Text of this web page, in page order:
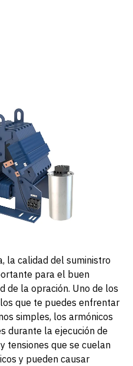
la calidad del suministro
para el buen
de la opración. Uno de los
que te puedes enfrentar
simples, los armónicos
durante la ejecución de
tensiones que se cuelan
y pueden causar